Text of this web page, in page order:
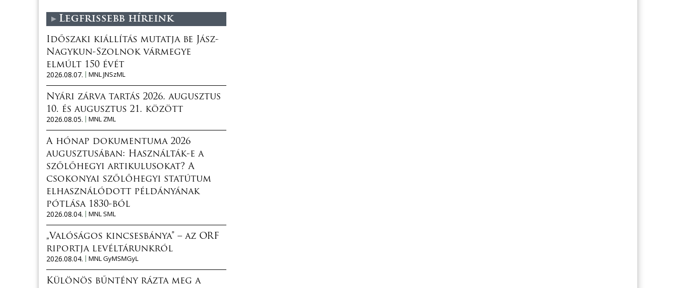
Legfrissebb híreink
Időszaki kiállítás mutatja be Jász-
Nagykun-Szolnok vármegye
elmúlt 150 évét
2026.08.07.
MNL JNSzML
Nyári zárva tartás 2026. augusztus
10. és augusztus 21. között
2026.08.05.
MNL ZML
A hónap dokumentuma 2026
augusztusában: Használták-e a
szőlőhegyi artikulusokat? A
csokonyai szőlőhegyi statútum
elhasználódott példányának
pótlása 1830-ból
2026.08.04.
MNL SML
„Valóságos kincsesbánya” – az ORF
riportja levéltárunkról
2026.08.04.
MNL GyMSMGyL
Különös bűntény rázta meg a